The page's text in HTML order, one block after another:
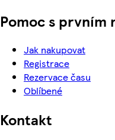
Pomoc s prvním
Jak nakupovat
Registrace
Rezervace času
Oblíbené
Kontakt